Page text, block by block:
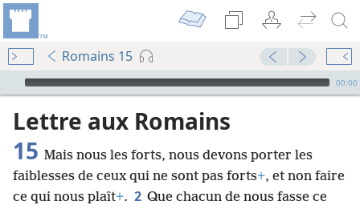
Romains 15
Audio Player
00:00
Lettre aux Romains
15 Mais nous les forts, nous devons porter les
faiblesses de ceux qui ne sont pas forts+, et non faire
ce qui nous plaît+. 2 Que chacun de nous fasse ce